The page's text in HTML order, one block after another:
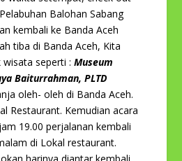
Balohan Sabang
kembali ke Banda Aceh
tiba di Banda Aceh, Kita
wisata seperti :Museum
Baiturrahman, PLTD
oleh- oleh di Banda Aceh.
Restaurant. Kemudian acara
19.00 perjalanan kembali
di Lokal restaurant.